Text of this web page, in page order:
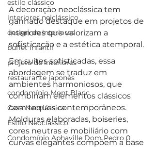
estilo clássico
interiores neiclássico
design de interiores
buffet infantil
projeto de interiores
restaurante japonês
condomínio Mont Blanc
Casa Neoclássica
Estilo Neoclássico
Condomínio Aphaville Dom Pedro 0
A decoração neoclássica tem
ganhado destaque em projetos de
interiores que valorizam a
sofisticação e a estética atemporal.
Em suítes sofisticadas, essa
abordagem se traduz em
ambientes harmoniosos, que
combinam elementos clássicos
com toques contemporâneos.
Molduras elaboradas, boiseries,
cores neutras e mobiliário com
curvas elegantes compõem a base